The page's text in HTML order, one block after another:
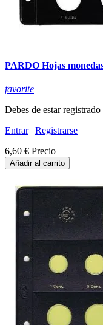
PARDO Hojas
favorite
Debes de estar registrado
Entrar| Registrarse
6,60 € Precio
Añadir al carrito